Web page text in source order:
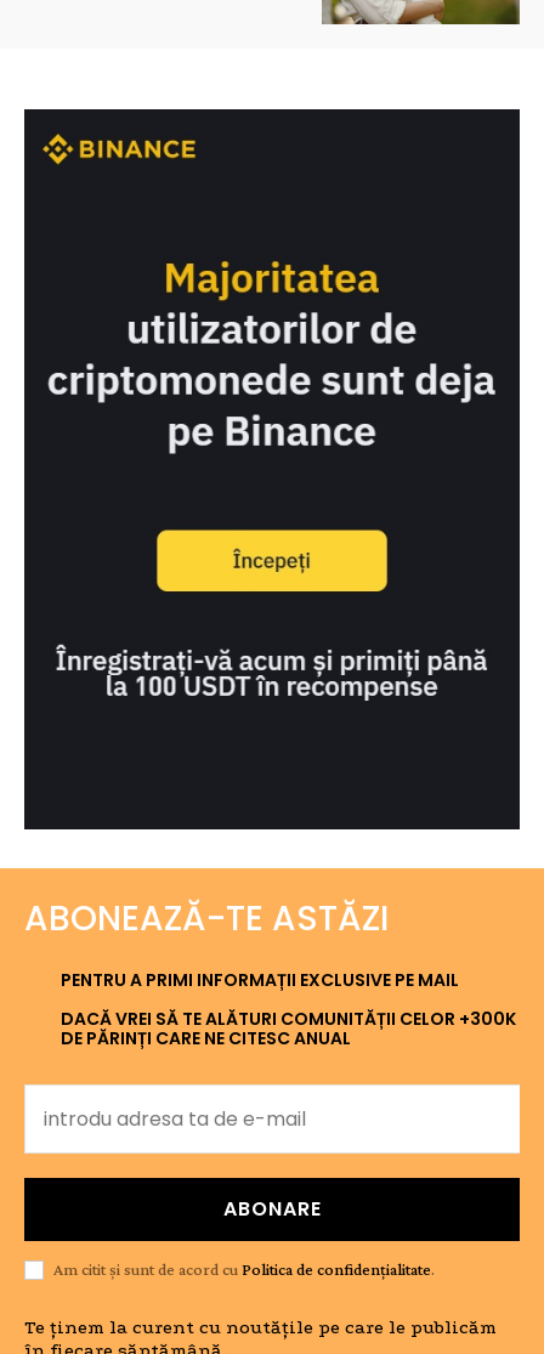
ABONEAZĂ-TE ASTĂZI
PENTRU A PRIMI INFORMAȚII EXCLUSIVE PE MAIL
DACĂ VREI SĂ TE ALĂTURI COMUNITĂȚII CELOR +300K
DE PĂRINȚI CARE NE CITESC ANUAL
ABONARE
Am citit și sunt de acord cuPolitica de confidențialitate.
Te ținem la curent cu noutățile pe care le publicăm